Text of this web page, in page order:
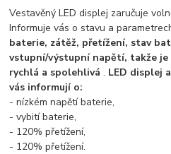
Vestavěný LED displej zaručuje
Informuje vás o stavu a
baterie, zátěž, přetížení, stav
vstupní/výstupní napětí, takže je
rychlá a spolehlivá . LED displej
vás informují o:
- nízkém napětí baterie,
- vybití baterie,
- 120% přetížení,
- 120% přetížení.